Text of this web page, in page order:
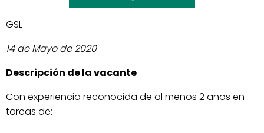
GSL
14 de Mayo de 2020
Descripción de la vacante
Con experiencia reconocida de al menos 2 años en
tareas de: